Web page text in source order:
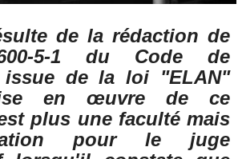
de la rédaction de
5-1 du Code de
issue de la loi "ELAN"
en œuvre de ce
plus une faculté mais
pour le juge